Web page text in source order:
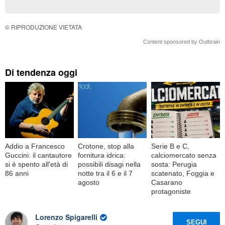
© RIPRODUZIONE VIETATA
Content sponsored by Outbrain
Di tendenza oggi
Addio a Francesco
Guccini: il cantautore
si è spento all'età di
86 anni
Crotone, stop alla
fornitura idrica:
possibili disagi nella
notte tra il 6 e il 7
agosto
Serie B e C,
calciomercato senza
sosta: Perugia
scatenato, Foggia e
Casarano
protagoniste
Lorenzo Spigarelli
SEGUI